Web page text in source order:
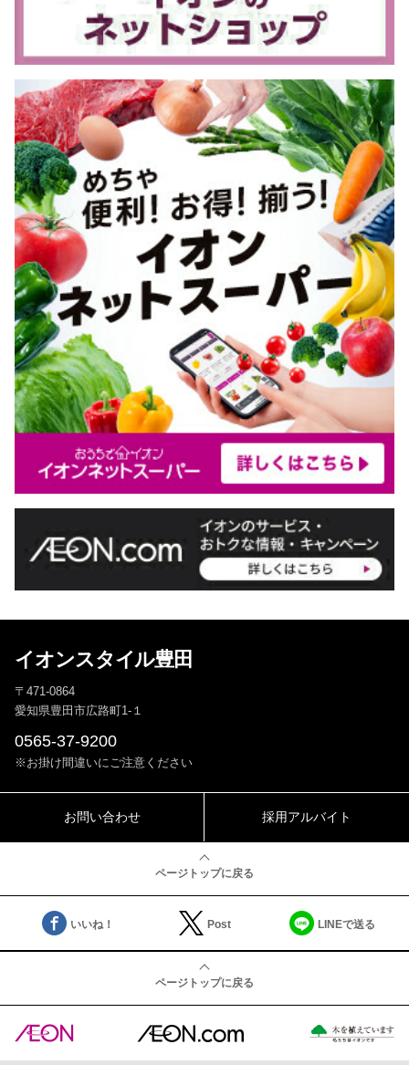
イオンスタイル豊田
〒471-0864
愛知県豊田市広路町1-１
0565-37-9200
※お掛け間違いにご注意ください
お問い合わせ 採用アルバイト
ページトップに戻る
いいね！ Post LINEで送る
ページトップに戻る